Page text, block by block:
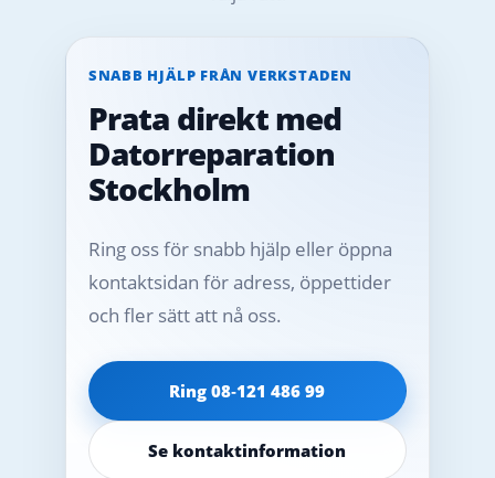
SNABB HJÄLP FRÅN VERKSTADEN
Prata direkt med
Datorreparation
Stockholm
Ring oss för snabb hjälp eller öppna
kontaktsidan för adress, öppettider
och fler sätt att nå oss.
Ring 08‑121 486 99
Se kontaktinformation